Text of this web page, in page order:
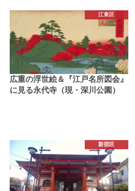
江東区
広重の浮世絵＆『江戸名所図会』
に見る永代寺（現・深川公園）
新宿区